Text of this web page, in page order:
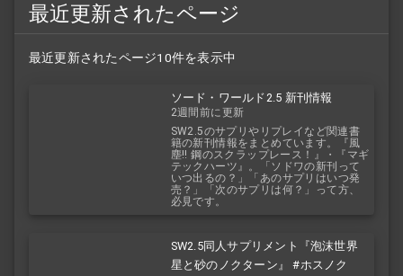
最近更新されたページ
最近更新されたページ10件を表示中
ソード・ワールド2.5 新刊情報
2週間前に更新
SW2.5のサプリやリプレイなど関連書
籍の新刊情報をまとめています。『風
塵!! 鋼のスクラップレース！』・『マギ
テックハーツ』。「ソドワの新刊って
いつ出るの？」「あのサプリはいつ発
売？」「次のサプリは何？」って方、
必見です。
SW2.5同人サプリメント『泡沫世界
星と砂のノクターン』 #ホスノク